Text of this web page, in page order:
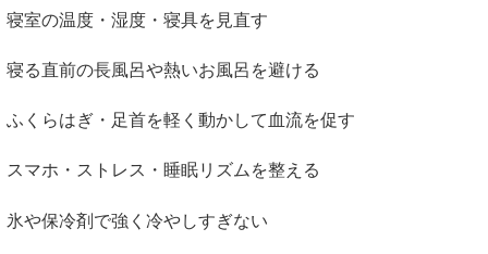
寝室の温度・湿度・寝具を見直す
寝る直前の長風呂や熱いお風呂を避ける
ふくらはぎ・足首を軽く動かして血流を促す
スマホ・ストレス・睡眠リズムを整える
氷や保冷剤で強く冷やしすぎない